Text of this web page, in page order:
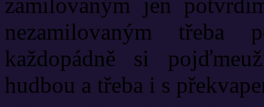
nezamilovaným třeba
každopádně si
hudbou a třeba i s